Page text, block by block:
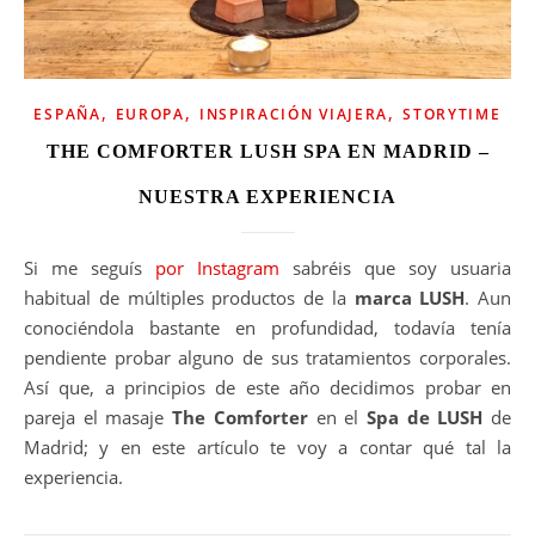
ESPAÑA, EUROPA, INSPIRACIÓN VIAJERA,STORYTIME
THE COMFORTER LUSH SPA EN MADRID –
NUESTRA EXPERIENCIA
Si me seguís por Instagram sabréis que soy usuaria
habitual de múltiples productos de la marca LUSH. Aun
conociéndola bastante en profundidad, todavía tenía
pendiente probar alguno de sus tratamientos corporales.
Así que, a principios de este año decidimos probar en
pareja el masajeThe Comforteren el Spa de LUSH de
Madrid; y en este artículo te voy a contar qué tal la
experiencia.